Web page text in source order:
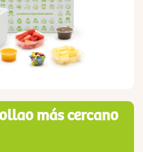
más cercano